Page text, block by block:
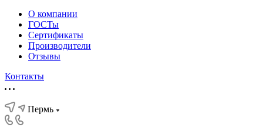
О компании
ГОСТы
Сертификаты
Производители
Отзывы
Контакты
Пермь